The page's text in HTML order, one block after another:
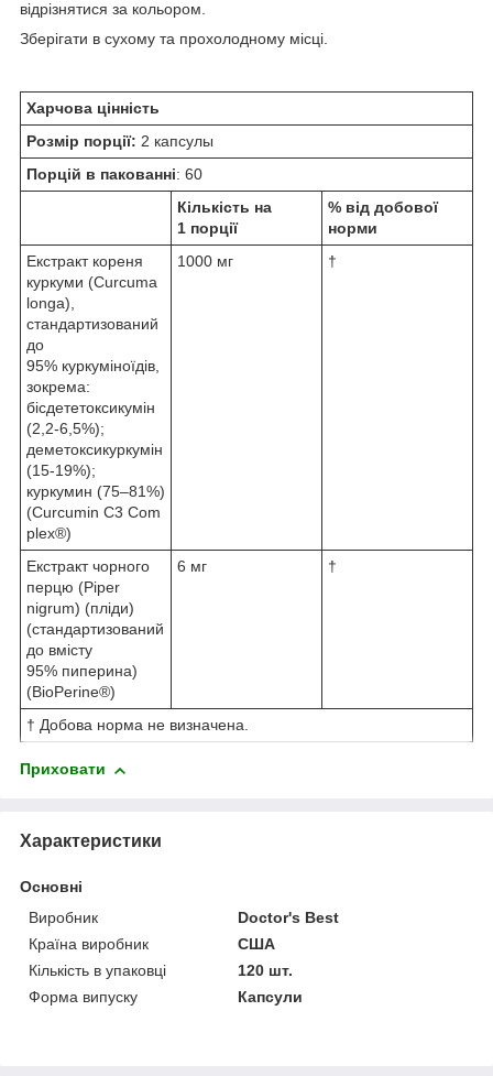
відрізнятися за кольором.
Зберігати в сухому та прохолодному місці.
Харчова цінність
Розмір порції: 2 капсулы
Порцій в пакованні: 60
Кількість на
1 порції
% від добової
норми
Екстракт кореня
куркуми (Curcuma
longa),
стандартизований
до
95% куркуміноїдів,
зокрема:
бісдететоксикумін
(2,2-6,5%);
деметоксикуркумін
(15-19%);
куркумин (75–81%)
(Curcumin C3 Com
plex®)
1000 мг †
Екстракт чорного
перцю (Piper
nigrum) (пліди)
(стандартизований
до вмісту
95% пиперина)
(BioPerine®️)
6 мг †
† Добова норма не визначена.
Приховати
Характеристики
Основні
Виробник
Doctor's Best
Країна виробник
США
Кількість в упаковці
120 шт.
Форма випуску
Капсули